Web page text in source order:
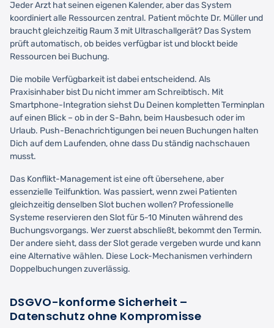
Jeder Arzt hat seinen eigenen Kalender, aber das System
koordiniert alle Ressourcen zentral. Patient möchte Dr. Müller und
braucht gleichzeitig Raum 3 mit Ultraschallgerät? Das System
prüft automatisch, ob beides verfügbar ist und blockt beide
Ressourcen bei Buchung.
Die mobile Verfügbarkeit ist dabei entscheidend. Als
Praxisinhaber bist Du nicht immer am Schreibtisch. Mit
Smartphone-Integration siehst Du Deinen kompletten Terminplan
auf einen Blick – ob in der S-Bahn, beim Hausbesuch oder im
Urlaub. Push-Benachrichtigungen bei neuen Buchungen halten
Dich auf dem Laufenden, ohne dass Du ständig nachschauen
musst.
Das Konflikt-Management ist eine oft übersehene, aber
essenzielle Teilfunktion. Was passiert, wenn zwei Patienten
gleichzeitig denselben Slot buchen wollen? Professionelle
Systeme reservieren den Slot für 5-10 Minuten während des
Buchungsvorgangs. Wer zuerst abschließt, bekommt den Termin.
Der andere sieht, dass der Slot gerade vergeben wurde und kann
eine Alternative wählen. Diese Lock-Mechanismen verhindern
Doppelbuchungen zuverlässig.
DSGVO-konforme Sicherheit –
Datenschutz ohne Kompromisse